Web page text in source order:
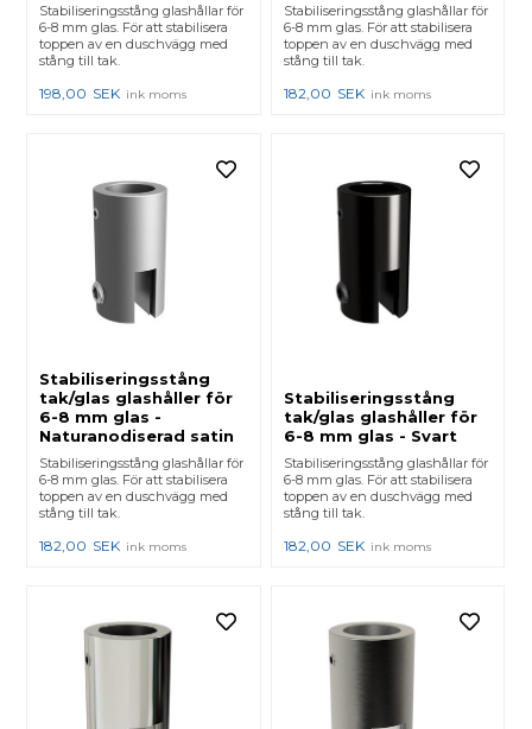
Stabiliseringsstång glashållar för
6-8 mm glas. För att stabilisera
toppen av en duschvägg med
stång till tak.
198,00 SEK ink moms
Stabiliseringsstång glashållar för
6-8 mm glas. För att stabilisera
toppen av en duschvägg med
stång till tak.
182,00 SEK ink moms
Stabiliseringsstång
tak/glas glashåller för
6-8 mm glas -
Naturanodiserad satin
Stabiliseringsstång glashållar för
6-8 mm glas. För att stabilisera
toppen av en duschvägg med
stång till tak.
182,00 SEK ink moms
Stabiliseringsstång
tak/glas glashåller för
6-8 mm glas - Svart
Stabiliseringsstång glashållar för
6-8 mm glas. För att stabilisera
toppen av en duschvägg med
stång till tak.
182,00 SEK ink moms